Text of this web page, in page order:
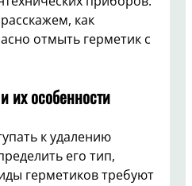
как
отмыть герметик с
их особенности
к удалению
его тип,
герметиков требуют